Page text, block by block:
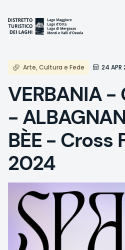
Inhalt
Arte, Cultura e Fede 24
VERBANIA -
-
BÈE - Cross
2024